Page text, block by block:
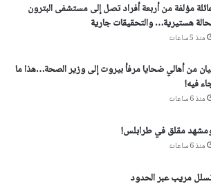
مؤلفة من أربعة أفراد تصل إلى مستشفى البترون
هستيرية… والتحقيقات جارية
منذ 5 ساعات
من أهالي ضحايا مرفأ بيروت إلى وزير الصحة…هذا ما
فيه!
منذ 6 ساعات
مقلق في طرابلس!
منذ 6 ساعات
مريب عبر الحدود